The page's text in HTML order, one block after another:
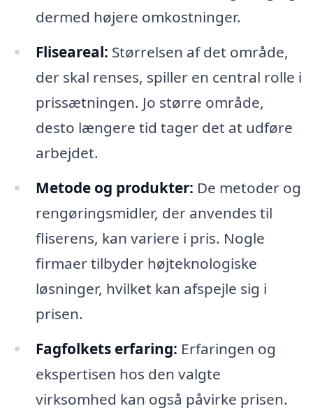
dermed højere omkostninger.
Fliseareal: Størrelsen af det område,
der skal renses, spiller en central rolle i
prissætningen. Jo større område,
desto længere tid tager det at udføre
arbejdet.
Metode og produkter: De metoder og
rengøringsmidler, der anvendes til
fliserens, kan variere i pris. Nogle
firmaer tilbyder højteknologiske
løsninger, hvilket kan afspejle sig i
prisen.
Fagfolkets erfaring: Erfaringen og
ekspertisen hos den valgte
virksomhed kan også påvirke prisen.